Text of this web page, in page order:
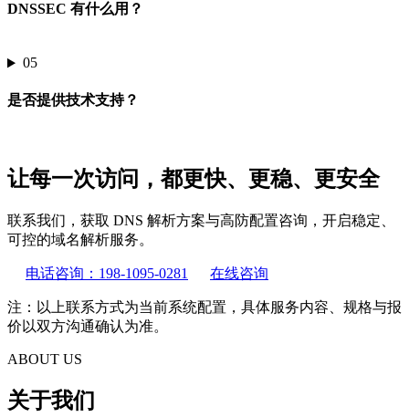
DNSSEC 有什么用？
05
是否提供技术支持？
让每一次访问，都更快、更稳、更安全
联系我们，获取 DNS 解析方案与高防配置咨询，开启稳定、
可控的域名解析服务。
电话咨询：198-1095-0281 在线咨询
注：以上联系方式为当前系统配置，具体服务内容、规格与报
价以双方沟通确认为准。
ABOUT US
关于我们